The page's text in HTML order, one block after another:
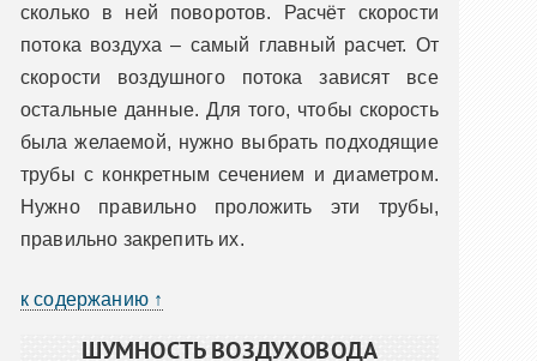
сколько в ней поворотов. Расчёт скорости
потока воздуха – самый главный расчет. От
скорости воздушного потока зависят все
остальные данные. Для того, чтобы скорость
была желаемой, нужно выбрать подходящие
трубы с конкретным сечением и диаметром.
Нужно правильно проложить эти трубы,
правильно закрепить их.
к содержанию ↑
ШУМНОСТЬ ВОЗДУХОВОДА